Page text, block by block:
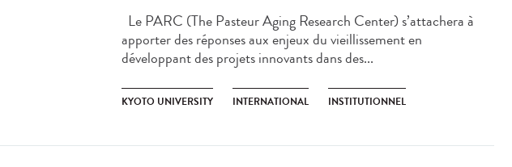
Le PARC (The Pasteur Aging Research Center) s’attachera à
apporter des réponses aux enjeux du vieillissement en
développant des projets innovants dans des...
KYOTO UNIVERSITY INTERNATIONAL INSTITUTIONNEL